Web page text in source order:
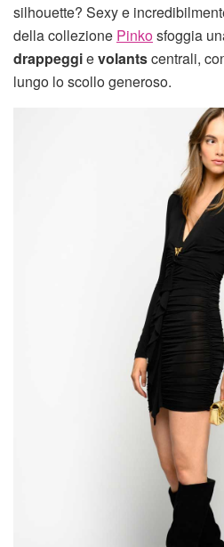
silhouette? Sexy e
della collezione Pinkosfoggia
drappeggievolantscentrali,
lungo lo scollo generoso.